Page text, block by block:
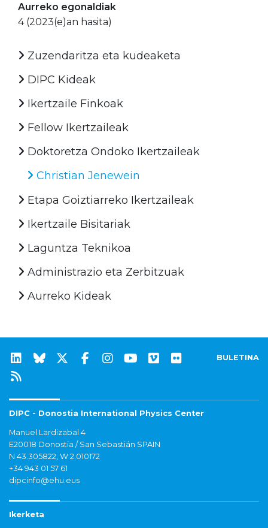
Aurreko egonaldiak
4 (2023(e)an hasita)
Zuzendaritza eta kudeaketa
DIPC Kideak
Ikertzaile Finkoak
Fellow Ikertzaileak
Doktoretza Ondoko Ikertzaileak
Christian Jenewein
Etapa Goiztiarreko Ikertzaileak
Ikertzaile Bisitariak
Laguntza Teknikoa
Administrazio eta Zerbitzuak
Aurreko Kideak
BULETINA
DIPC - Donostia International Physics Center
Manuel Lardizabal 4
E20018 Donostia / San Sebastián SPAIN
N 43.305822, W 2.010172
+34 943 01 57 61
dipcinfo@ehu.eus
Ikerketa